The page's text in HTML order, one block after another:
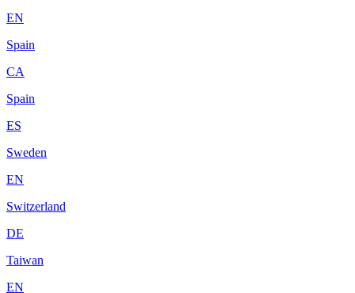
EN
Spain
CA
Spain
ES
Sweden
EN
Switzerland
DE
Taiwan
EN